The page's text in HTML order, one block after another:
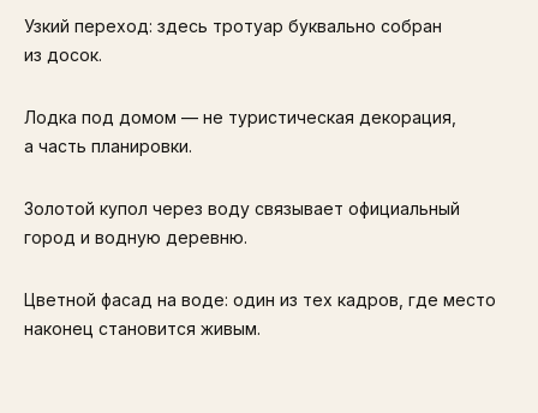
Узкий переход: здесь тротуар буквально собран
из досок.
Лодка под домом — не туристическая декорация,
а часть планировки.
Золотой купол через воду связывает официальный
город и водную деревню.
Цветной фасад на воде: один из тех кадров, где место
наконец становится живым.